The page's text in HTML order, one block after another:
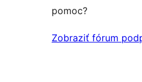
pomoc?
Zobraziť fórum